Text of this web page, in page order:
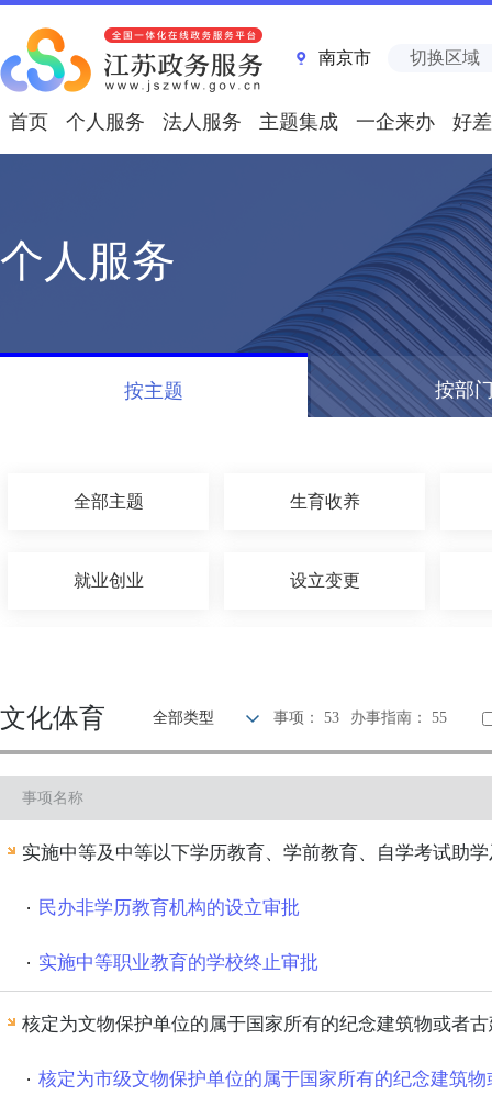
南京市 切换区域
首页 个人服务 法人服务 主题集成 一企来办 好
个人服务
按主题 按部
全部主题 生育收养
就业创业 设立变更
环保绿化 文化体育
其他
文化体育 全部类型 事项： 53 办事指南： 55
事项名称
实施中等及中等以下学历教育、学前教育、自学考试助
民办非学历教育机构的设立审批
实施中等职业教育的学校终止审批
核定为文物保护单位的属于国家所有的纪念建筑物或者
核定为市级文物保护单位的属于国家所有的纪念建筑